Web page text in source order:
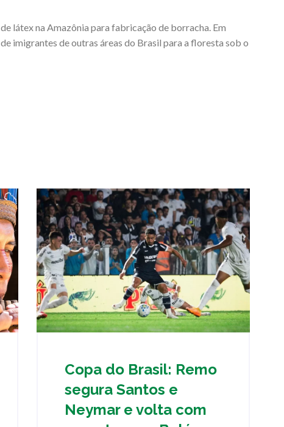
látex na Amazônia para fabricação de borracha. Em
imigrantes de outras áreas do Brasil para a floresta sob o
Copa do Brasil: Remo
segura Santos e
Neymar e volta com